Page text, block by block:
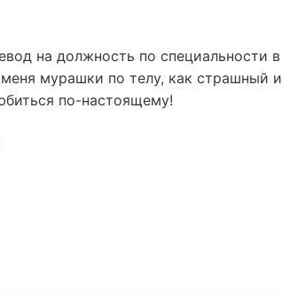
на должность по специальности в
мурашки по телу, как страшный и
по-настоящему!